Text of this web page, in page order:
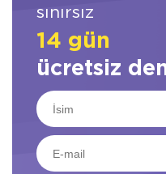
sınırsız
14 gün
ücretsiz